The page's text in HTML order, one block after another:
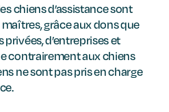
chiens d’assistance sont
grâce aux dons que
d’entreprises et
contrairement aux chiens
ne sont pas pris en charge